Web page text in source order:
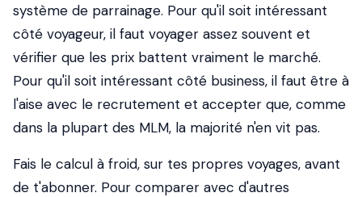
système de parrainage. Pour qu'il soit intéressant
côté voyageur, il faut voyager assez souvent et
vérifier que les prix battent vraiment le marché.
Pour qu'il soit intéressant côté business, il faut être à
l'aise avec le recrutement et accepter que, comme
dans la plupart des MLM, la majorité n'en vit pas.
Fais le calcul à froid, sur tes propres voyages, avant
de t'abonner. Pour comparer avec d'autres